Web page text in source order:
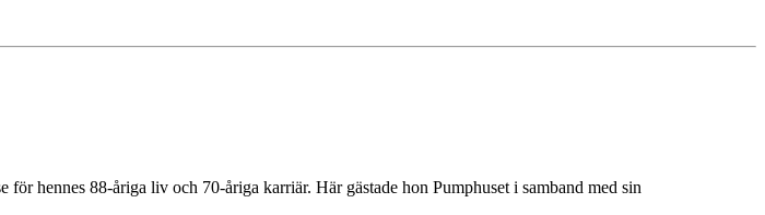
hennes 88-åriga liv och 70-åriga karriär. Här gästade hon Pumphuset i samband med sin